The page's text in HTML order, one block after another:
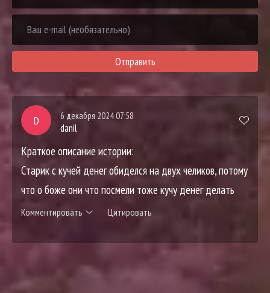
Отправить
D 6 декабря 2024 07:58
danil
Краткое описание истории:
Старик с кучей денег обиделся на двух челиков, потому
что о боже они что посмели тоже кучу денег делать
Комментировать Цитировать